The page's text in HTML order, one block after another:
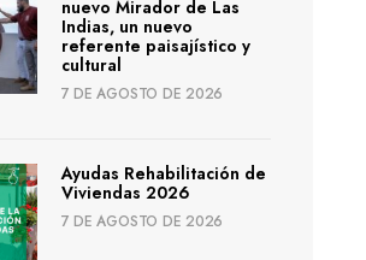
nuevo Mirador de Las
Indias, un nuevo
referente paisajístico y
cultural
7 DE AGOSTO DE 2026
Ayudas Rehabilitación de
Viviendas 2026
7 DE AGOSTO DE 2026